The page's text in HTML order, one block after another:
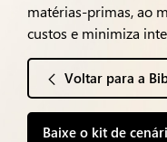
matérias-primas, ao
custos e minimiza
Voltar para a
Baixe o kit de